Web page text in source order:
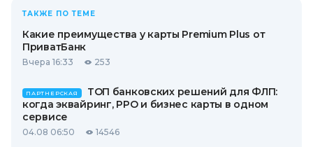
ТАКЖЕ ПО ТЕМЕ
Какие преимущества у карты Premium Plus от
ПриватБанк
Вчера 16:33 253
ПАРТНЕРСКАЯ
ТОП банковских решений для ФЛП:
когда эквайринг, РРО и бизнес карты в одном
сервисе
04.08 06:50 14546